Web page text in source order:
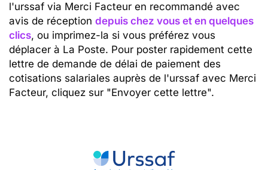
l'urssaf via Merci Facteur en recommandé avec
avis de réception depuis chez vous et en quelques
clics, ou imprimez-la si vous préférez vous
déplacer à La Poste. Pour poster rapidement cette
lettre de demande de délai de paiement des
cotisations salariales auprès de l'urssaf avec Merci
Facteur, cliquez sur "Envoyer cette lettre".